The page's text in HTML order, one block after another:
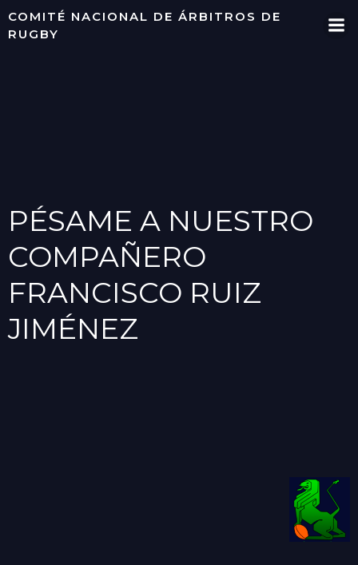
Saltar
COMITÉ NACIONAL DE ÁRBITROS DE
RUGBY
PÉSAME A NUESTRO
COMPAÑERO
FRANCISCO RUIZ
JIMÉNEZ